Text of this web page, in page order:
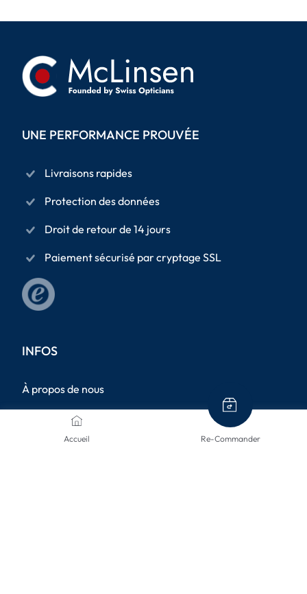
Accueil Re-Commander
UNE PERFORMANCE PROUVÉE
Livraisons rapides
Protection des données
Droit de retour de 14 jours
Paiement sécurisé par cryptage SSL
INFOS
À propos de nous
Termes et conditions
Politique de confidentialité